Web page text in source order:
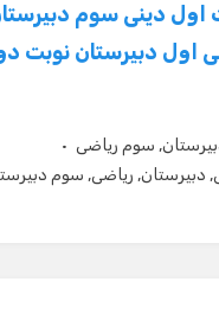
دینی سوم
اول دبیرستان نوبت
, سوم ریاضی
, دبیرستان, ریاضی, سوم